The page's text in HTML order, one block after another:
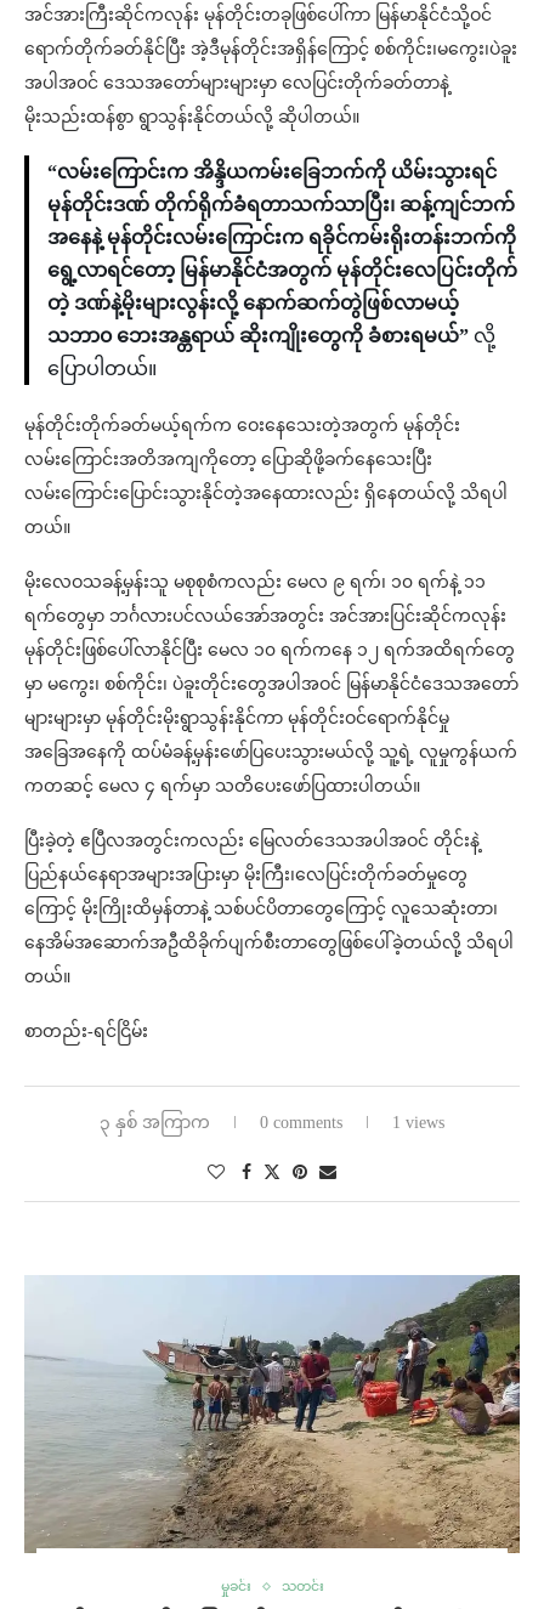
အင်အားကြီးဆိုင်ကလုန်း မုန်တိုင်းတခုဖြစ်ပေါ်ကာ မြန်မာနိုင်ငံသို့ဝင်
ရောက်တိုက်ခတ်နိုင်ပြီး အဲ့ဒီမုန်တိုင်းအရှိန်ကြောင့် စစ်ကိုင်း၊မကွေး၊ပဲခူး
အပါအဝင် ဒေသအတော်များများမှာ လေပြင်းတိုက်ခတ်တာနဲ့
မိုးသည်းထန်စွာ ရွာသွန်းနိုင်တယ်လို့ ဆိုပါတယ်။
“လမ်းကြောင်းက အိန္ဒိယကမ်းခြေဘက်ကို ယိမ်းသွားရင်
မုန်တိုင်းဒဏ် တိုက်ရိုက်ခံရတာသက်သာပြီး၊ ဆန့်ကျင်ဘက်
အနေနဲ့ မုန်တိုင်းလမ်းကြောင်းက ရခိုင်ကမ်းရိုးတန်းဘက်ကို
ရွေ့လာရင်တော့ မြန်မာနိုင်ငံအတွက် မုန်တိုင်းလေပြင်းတိုက်
တဲ့ ဒဏ်နဲ့မိုးများလွန်းလို့ နောက်ဆက်တွဲဖြစ်လာမယ့်
သဘာ၀ ဘေးအန္တရာယ် ဆိုးကျိုးတွေကို ခံစားရမယ်” လို့
ပြောပါတယ်။
မုန်တိုင်းတိုက်ခတ်မယ့်ရက်က ဝေးနေသေးတဲ့အတွက် မုန်တိုင်း
လမ်းကြောင်းအတိအကျကိုတော့ ပြောဆိုဖို့ခက်နေသေးပြီး
လမ်းကြောင်းပြောင်းသွားနိုင်တဲ့အနေထားလည်း ရှိနေတယ်လို့ သိရပါ
တယ်။
မိုးလေဝသခန့်မှန်းသူ မစုစုစံကလည်း မေလ ၉ ရက်၊ ၁၀ ရက်နဲ့ ၁၁
ရက်တွေမှာ ဘင်္ဂလားပင်လယ်အော်အတွင်း အင်အားပြင်းဆိုင်ကလုန်း
မုန်တိုင်းဖြစ်ပေါ်လာနိုင်ပြီး မေလ ၁၀ ရက်ကနေ ၁၂ ရက်အထိရက်တွေ
မှာ မကွေး၊ စစ်ကိုင်း၊ ပဲခူးတိုင်းတွေအပါအဝင် မြန်မာနိုင်ငံဒေသအတော်
များများမှာ မုန်တိုင်းမိုးရွာသွန်းနိုင်ကာ မုန်တိုင်းဝင်ရောက်နိုင်မှု
အခြေအနေကို ထပ်မံခန့်မှန်းဖော်ပြပေးသွားမယ်လို့ သူ့ရဲ့ လူမှုကွန်ယက်
ကတဆင့် မေလ ၄ ရက်မှာ သတိပေးဖော်ပြထားပါတယ်။
ပြီးခဲ့တဲ့ ဧပြီလအတွင်းကလည်း မြေလတ်ဒေသအပါအဝင် တိုင်းနဲ့
ပြည်နယ်နေရာအများအပြားမှာ မိုးကြီး၊လေပြင်းတိုက်ခတ်မှုတွေ
ကြောင့် မိုးကြိုးထိမှန်တာနဲ့ သစ်ပင်ပိတာတွေကြောင့် လူသေဆုံးတာ၊
နေအိမ်အဆောက်အဦထိခိုက်ပျက်စီးတာတွေဖြစ်ပေါ်ခဲ့တယ်လို့ သိရပါ
တယ်။
စာတည်း-ရင်ငြိမ်း
၃ နှစ် အကြာက 0 comments 1 views
မှုခင်း သတင်း